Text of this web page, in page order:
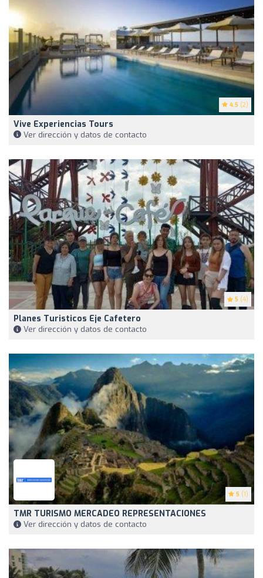
4.5 (2)
Vive Experiencias Tours
Ver dirección y datos de contacto
5 (4)
Planes Turisticos Eje Cafetero
Ver dirección y datos de contacto
5 (1)
TMR TURISMO MERCADEO REPRESENTACIONES
Ver dirección y datos de contacto